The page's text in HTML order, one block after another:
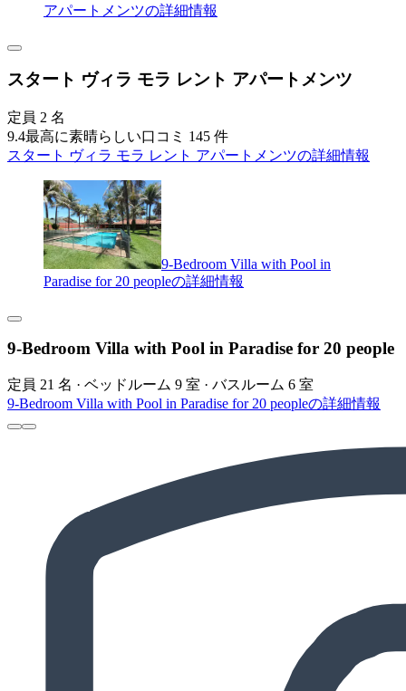
アパートメンツの詳細情報
スタート ヴィラ モラ レント アパートメンツ
定員 2 名
9.4最高に素晴らしい口コミ 145 件
スタート ヴィラ モラ レント アパートメンツの詳細情報
9-Bedroom Villa with Pool in
Paradise for 20 peopleの詳細情報
9-Bedroom Villa with Pool in Paradise for 20 people
定員 21 名 · ベッドルーム 9 室 · バスルーム 6 室
9-Bedroom Villa with Pool in Paradise for 20 peopleの詳細情報